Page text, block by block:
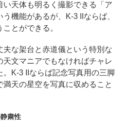
天体も明るく撮影できる「ア
機能があるが、K-3 IIならば、
とができる。
夫な架台と赤道儀という特別な
文マニアでもなければチャレ
。K-3 IIならば記念写真用の三脚
天の星空を写真に収めること
粛性